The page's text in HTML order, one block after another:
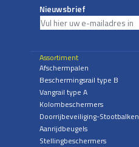
Nieuwsbrief
Assortiment
Afschermpalen
Beschermingsrail type B
Vangrail type A
Kolombeschermers
Doorrijbeveiliging-Stootbalken
Aanrijdbeugels
Stellingbeschermers